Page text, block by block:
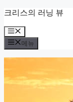
컨
츠
로
기
크리스의 러닝 뷰
메
뉴
메뉴